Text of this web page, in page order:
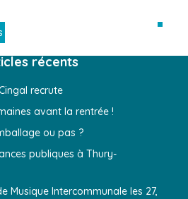
récents
recrute
avant la rentrée !
ou pas ?
publiques à Thury-
Musique Intercommunale les 27,